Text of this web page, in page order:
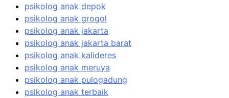
psikolog anak depok
psikolog anak grogol
psikolog anak jakarta
psikolog anak jakarta barat
psikolog anak kalideres
psikolog anak meruya
psikolog anak pulogadung
psikolog anak terbaik